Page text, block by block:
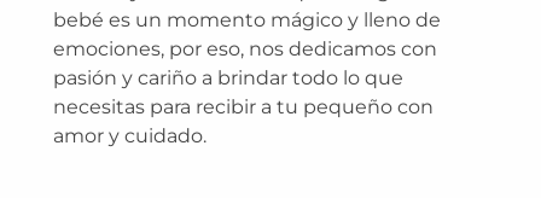
bebé es un momento mágico y lleno de
emociones, por eso, nos dedicamos con
pasión y cariño a brindar todo lo que
necesitas para recibir a tu pequeño con
amor y cuidado.